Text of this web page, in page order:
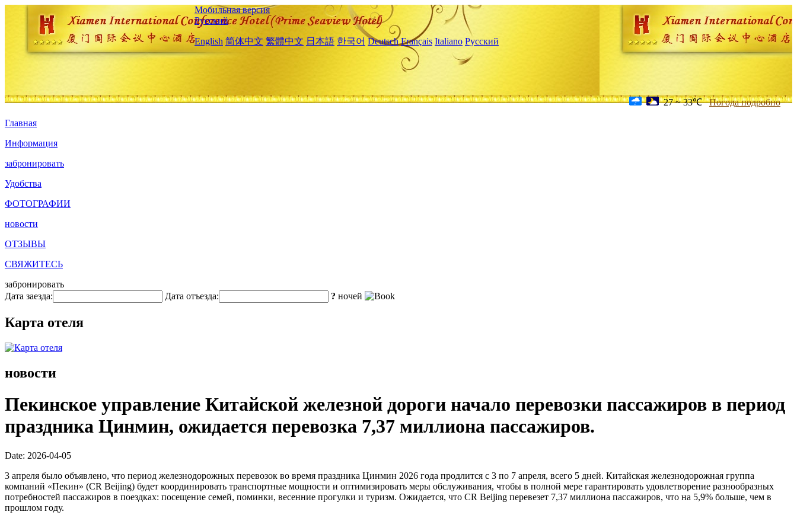
Мобильная версия
Русский
English 简体中文 繁體中文 日本語 한국어 Deutsch Français Italiano Русский
27 ~ 33℃ Погода подробно
Главная
Информация
забронировать
Удобства
ФОТОГРАФИИ
новости
ОТЗЫВЫ
СВЯЖИТЕСЬ
забронировать
Дата заезда:
Дата отъезда: ? ночей
Карта отеля
новости
Пекинское управление Китайской железной дороги начало перевозки пассажиров в период
праздника Цинмин, ожидается перевозка 7,37 миллиона пассажиров.
Date: 2026-04-05
3 апреля было объявлено, что период железнодорожных перевозок во время праздника Цинмин 2026 года продлится с 3 по 7 апреля, всего 5 дней. Китайская железнодорожная группа
компаний «Пекин» (CR Beijing) будет координировать транспортные мощности и оптимизировать меры обслуживания, чтобы в полной мере гарантировать удовлетворение разнообразных
потребностей пассажиров в поездках: посещение семей, поминки, весенние прогулки и туризм. Ожидается, что CR Beijing перевезет 7,37 миллиона пассажиров, что на 5,9% больше, чем в
прошлом году.